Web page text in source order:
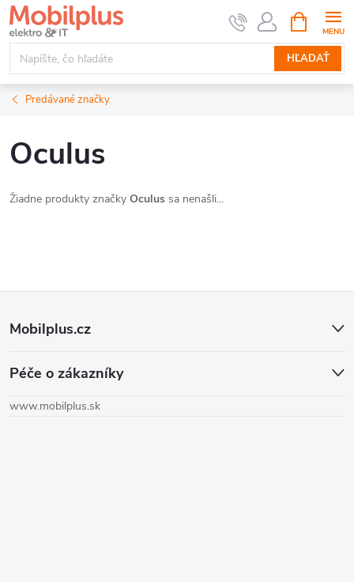
Prejsť
na
obsah
HĽADAŤ
KOŠÍK
Predávané značky
Oculus
Žiadne produkty značky Oculus sa nenašli...
p
Mobilplus.cz
Péče o zákazníky
www.mobilplus.sk